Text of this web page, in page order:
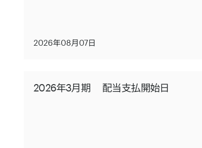
2026年08月07日
2026年3月期 配当支払開始日